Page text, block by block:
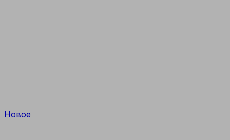
Новое